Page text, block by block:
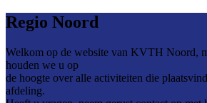
Regio Noord
Welkom op de website van KVTH Noord,
houden we u op
de hoogte over alle activiteiten die
afdeling.